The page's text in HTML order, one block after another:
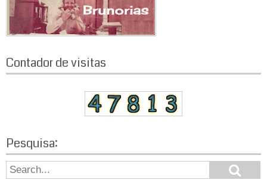
Contador de visitas
Pesquisa:
S
e
e